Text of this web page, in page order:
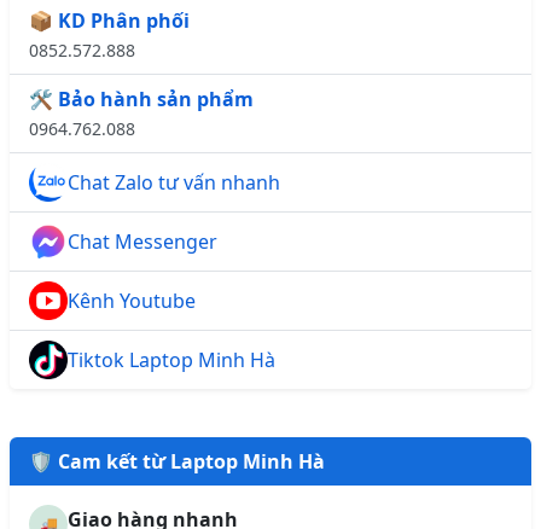
📦 KD Phân phối
0852.572.888
🛠️ Bảo hành sản phẩm
0964.762.088
Chat Zalo tư vấn nhanh
Chat Messenger
Kênh Youtube
Tiktok Laptop Minh Hà
🛡️ Cam kết từ Laptop Minh Hà
🚚 Giao hàng nhanh